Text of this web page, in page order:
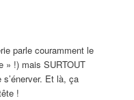
parle couramment le
» !) mais SURTOUT
Et là, ça
!